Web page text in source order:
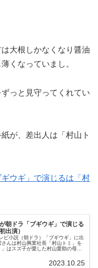
大根しかなくなり醤油
くなっていまし。
っと見守ってくれてい
が、差出人は「村山ト
ウギ」で演じるは「村
朝ドラ「ブギウギ」で演じる
出演）
ビ小説（朝ドラ）「ブギウギ」に出
んは村山興業社長「村山トミ」を
はスズ子が愛した村山愛助の母で
2023.10.25